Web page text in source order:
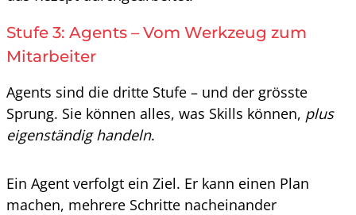
Stufe 3: Agents – Vom Werkzeug zum
Mitarbeiter
Agents sind die dritte Stufe – und der grösste
Sprung. Sie können alles, was Skills können, plus
eigenständig handeln.
Ein Agent verfolgt ein Ziel. Er kann einen Plan
machen, mehrere Schritte nacheinander